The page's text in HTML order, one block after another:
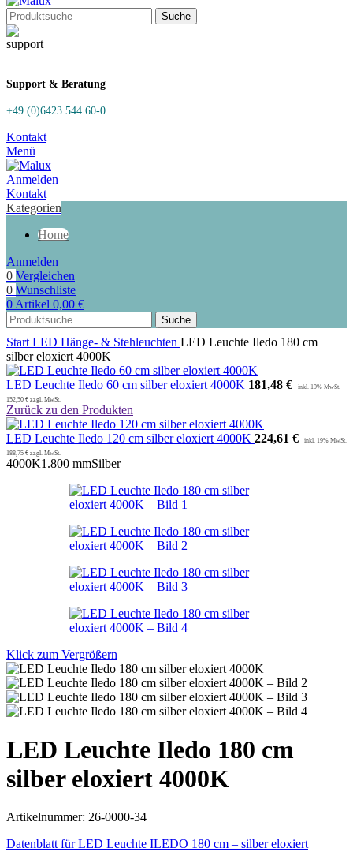
Suche
Support & Beratung
+49 (0)6423 544 60-0
Kontakt
Menü
Anmelden
Kontakt
Kategorien
Home
Anmelden
0 Vergleichen
0 Wunschliste
0 Artikel 0,00 €
Suche
Start LED Hänge- & Stehleuchten LED Leuchte Iledo 180 cm
silber eloxiert 4000K
LED Leuchte Iledo 60 cm silber eloxiert 4000K 181,48 €
152,50 € zzgl. MwSt.
Zurück zu den Produkten
LED Leuchte Iledo 120 cm silber eloxiert 4000K 224,61 €
188,75 € zzgl. MwSt.
4000K1.800 mmSilber
Klick zum Vergrößern
LED Leuchte Iledo 180 cm
silber eloxiert 4000K
Artikelnummer: 26-0000-34
Datenblatt für LED Leuchte ILEDO 180 cm – silber eloxiert